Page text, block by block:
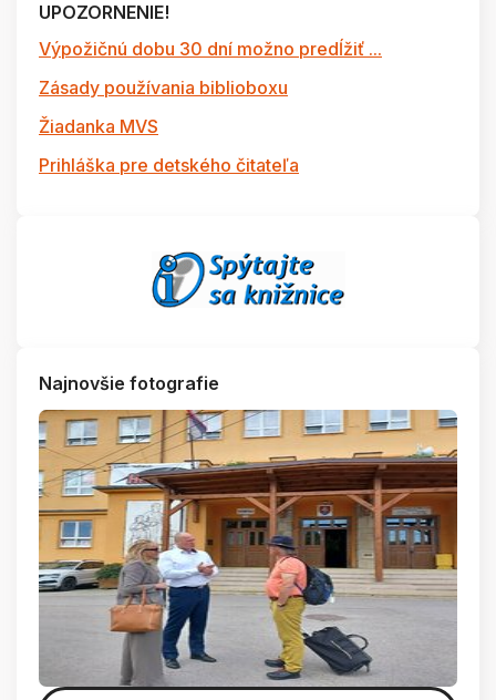
UPOZORNENIE!
Výpožičnú dobu 30 dní možno predĺžiť ...
Zásady používania biblioboxu
Žiadanka MVS
Prihláška pre detského čitateľa
Najnovšie fotografie